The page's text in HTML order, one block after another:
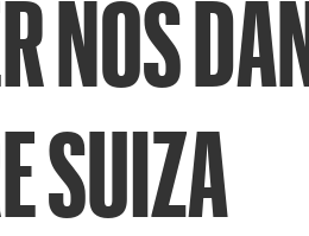
NOS
SUIZA